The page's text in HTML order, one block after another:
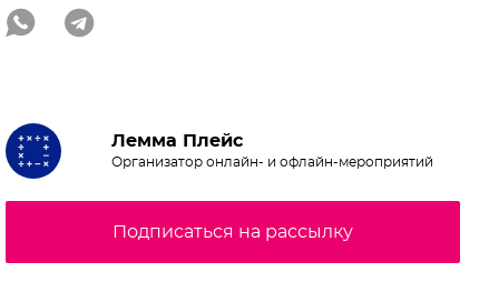
Лемма Плейс
Организатор онлайн- и офлайн-мероприятий
Подписаться на рассылку